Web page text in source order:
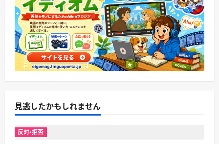
見逃したかもしれません
反対・拒否